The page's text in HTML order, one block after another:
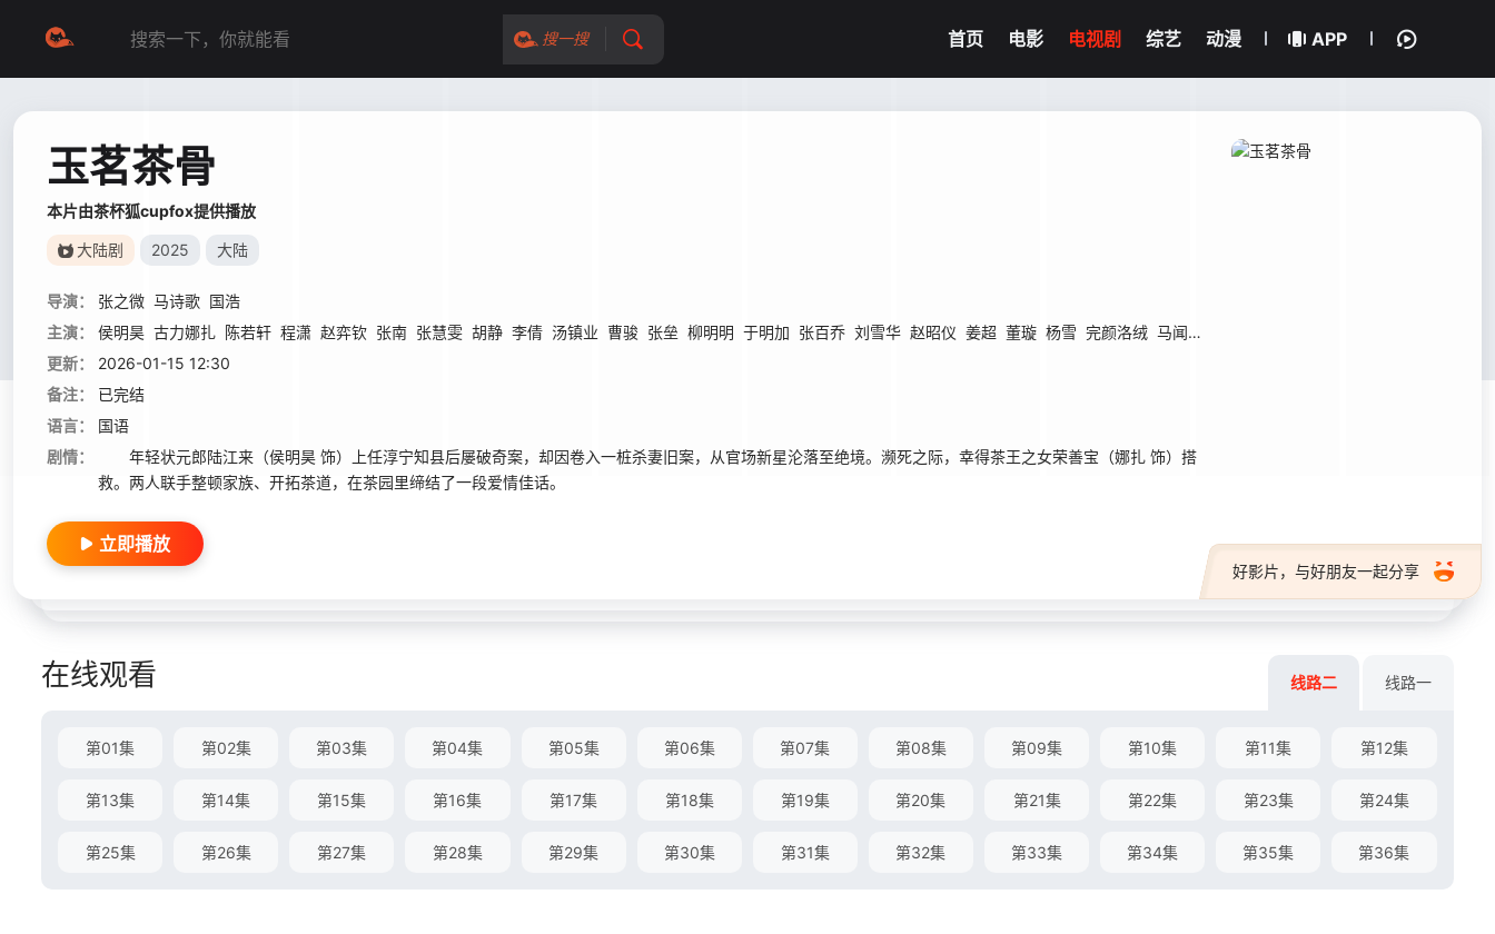
搜一搜 首页 电影 电视剧 综艺 动漫 APP
玉茗茶骨
本片由茶杯狐cupfox提供播放
大陆剧 2025 大陆
导演： 张之微 马诗歌 国浩
主演：
侯明昊 古力娜扎 陈若轩 程潇 赵弈钦 张南 张慧雯 胡静 李倩 汤镇业 曹骏 张垒 柳明明 于明加 张百乔 刘雪华 赵昭仪 姜超 董璇 杨雪 完颜洛绒 马闻远
更新：
2026-01-15 12:30
备注：
已完结
语言：
国语
剧情：
年轻状元郎陆江来（侯明昊 饰）上任淳宁知县后屡破奇案，却因卷入一桩杀妻旧案，从官场新星沦落至绝境。濒死之际，幸得茶王之女荣善宝（娜扎 饰）搭
救。两人联手整顿家族、开拓茶道，在茶园里缔结了一段爱情佳话。
好影片，与好朋友一起分享
立即播放
在线观看 线路二 线路一
第01集 第02集 第03集 第04集 第05集 第06集 第07集 第08集 第09集 第10集 第11集 第12集
第13集 第14集 第15集 第16集 第17集 第18集 第19集 第20集 第21集 第22集 第23集 第24集
第25集 第26集 第27集 第28集 第29集 第30集 第31集 第32集 第33集 第34集 第35集 第36集